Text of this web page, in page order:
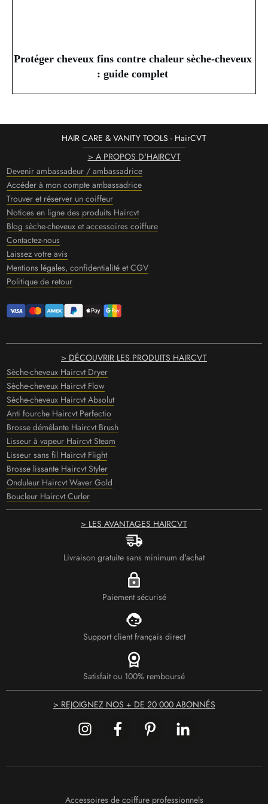
Protéger cheveux fins contre chaleur sèche-cheveux
: guide complet
HAIR CARE & VANITY TOOLS - HairCVT
> A PROPOS D'HAIRCVT
Devenir ambassadeur / ambassadrice
Accéder à mon compte ambassadrice
Trouver et réserver un coiffeur
Notices en ligne des produits Haircvt
Blog sèche-cheveux et accessoires coiffure
Contactez-nous
Laissez votre avis
Mentions légales, confidentialité et CGV
Politique de retour
> DÉCOUVRIR LES PRODUITS HAIRCVT
Sèche-cheveux Haircvt Dryer
Sèche-cheveux Haircvt Flow
Sèche-cheveux Haircvt Absolut
Anti fourche Haircvt Perfectio
Brosse démêlante Haircvt Brush
Lisseur à vapeur Haircvt Steam
Lisseur sans fil Haircvt Flight
Brosse lissante Haircvt Styler
Onduleur Haircvt Waver Gold
Boucleur Haircvt Curler
> LES AVANTAGES HAIRCVT
Livraison gratuite sans minimum d'achat
Paiement sécurisé
Support client français direct
Satisfait ou 100% remboursé
> REJOIGNEZ NOS + DE 20 000 ABONNÉS
Accessoires de coiffure professionnels